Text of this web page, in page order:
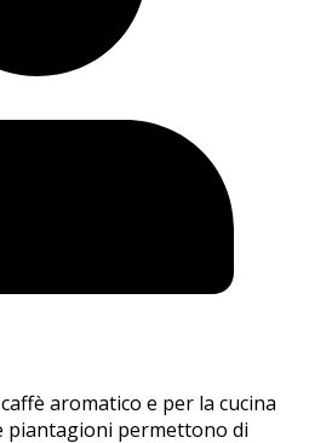
aromatico e per la cucina
piantagioni permettono di